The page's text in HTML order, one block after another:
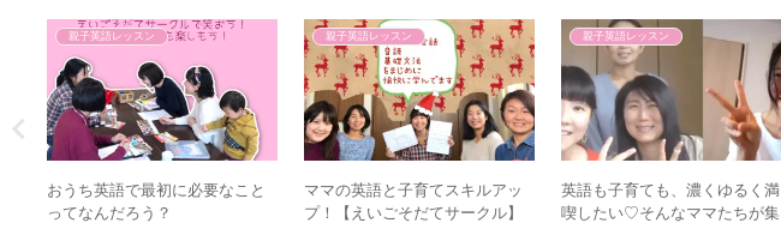
親子英語レッスン
おうち英語で最初に必要なこと
ってなんだろう？
親子英語レッスン
ママの英語と子育てスキルアッ
プ！【えいごそだてサークル】
親子英語レッスン
英語も子育ても、濃くゆるく満
喫したい♡そんなママたちが集